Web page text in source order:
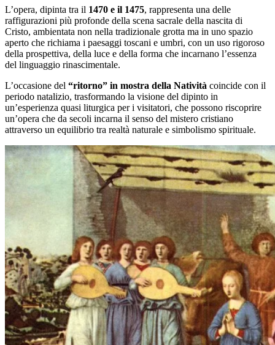
L’opera, dipinta tra il 1470 e il 1475, rappresenta una delle
raffigurazioni più profonde della scena sacrale della nascita di
Cristo, ambientata non nella tradizionale grotta ma in uno spazio
aperto che richiama i paesaggi toscani e umbri, con un uso rigoroso
della prospettiva, della luce e della forma che incarnano l’essenza
del linguaggio rinascimentale.
L’occasione del “ritorno” in mostra della Natività coincide con il
periodo natalizio, trasformando la visione del dipinto in
un’esperienza quasi liturgica per i visitatori, che possono riscoprire
un’opera che da secoli incarna il senso del mistero cristiano
attraverso un equilibrio tra realtà naturale e simbolismo spirituale.